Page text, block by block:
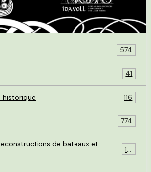
574
41
historique 116
774
de bateaux et
119